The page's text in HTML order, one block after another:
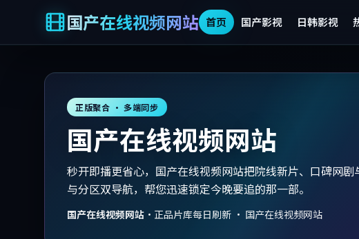
国产在线视频网站 首页 国产影视 日韩影视
正版聚合 · 多端同步
国产在线视频网站
秒开即播更省心，国产在线视频网站把院线新片、口碑网
与分区双导航，帮您迅速锁定今晚要追的那一部。
国产在线视频网站 · 正品片库每日刷新 · 国产在线视频网站